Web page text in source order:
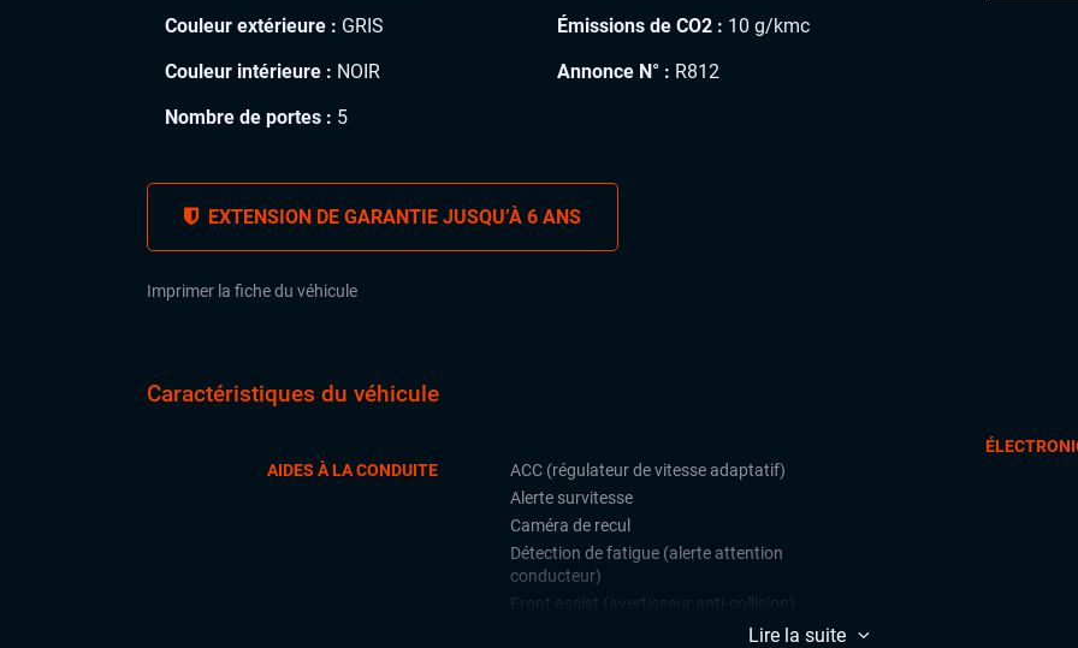
Couleur extérieure : GRIS
Couleur intérieure : NOIR
Nombre de portes : 5
Émissions de CO2 : 10 g/kmc
Annonce N° : R812
EXTENSION DE GARANTIE JUSQU’À 6 ANS
Imprimer la fiche du véhicule
Caractéristiques du véhicule
AIDES À LA CONDUITE
ACC (régulateur de vitesse adaptatif)
Alerte survitesse
Caméra de recul
Détection de fatigue (alerte attention
conducteur)
Front assist (avertisseur anti-collision)
Lire la suite